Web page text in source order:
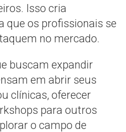
Isso cria
que os profissionais se
no mercado.
buscam expandir
em abrir seus
clínicas, oferecer
para outros
o campo de